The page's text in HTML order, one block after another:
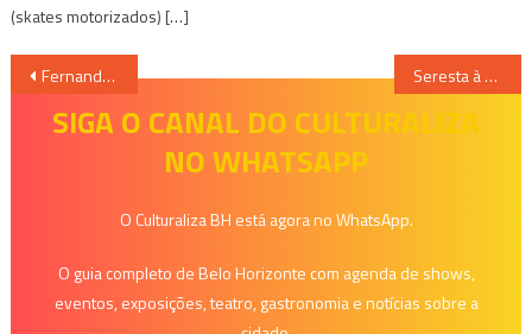
(skates motorizados) […]
Navegação
Fernanda Abreu lança seu documentário em BH, nesta terça-feira, 16, no Cine Belas Artes. Seresta à Arlindo Cruz ganha 2ª edição no Baticum Tendinha
SIGA O CANAL DO CULTURALIZA
NO WHATSAPP
O Culturaliza BH está agora no WhatsApp.
O guia completo de Belo Horizonte com agenda de shows,
eventos, exposições, teatro, gastronomia e notícias sobre a